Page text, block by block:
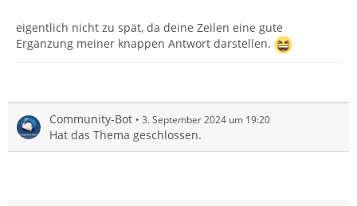
eigentlich nicht zu spät, da deine Zeilen eine gute
Ergänzung meiner knappen Antwort darstellen.
Community-Bot 3. September 2024 um 19:20
Hat das Thema geschlossen.